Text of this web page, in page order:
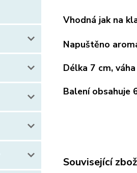
Vhodná jak na
Napuštěno
Délka 7 cm,
Balení obsahuje
Související